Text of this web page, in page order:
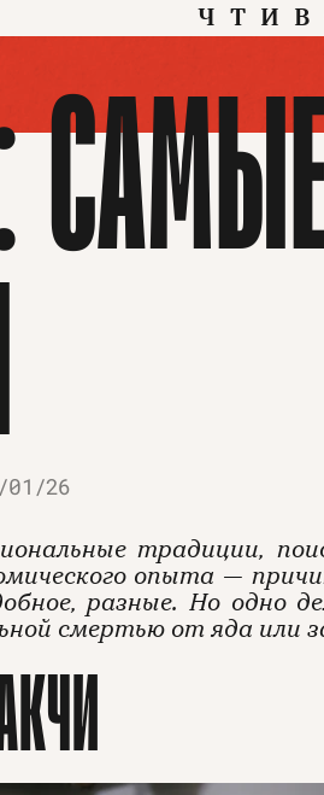
01/26
традиции,
опыта —
разные. Но одно
смертью от яда или